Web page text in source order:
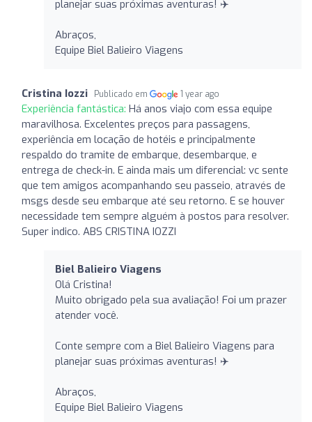
planejar suas próximas aventuras! ✈️
Abraços,
Equipe Biel Balieiro Viagens
Cristina Iozzi Publicado em 1 year ago
Experiência fantástica: Há anos viajo com essa equipe
maravilhosa. Excelentes preços para passagens,
experiência em locação de hotéis e principalmente
respaldo do tramite de embarque, desembarque, e
entrega de check-in. E ainda mais um diferencial: vc sente
que tem amigos acompanhando seu passeio, através de
msgs desde seu embarque até seu retorno. E se houver
necessidade tem sempre alguém à postos para resolver.
Super indico. ABS CRISTINA IOZZI
Biel Balieiro Viagens
Olá Cristina!
Muito obrigado pela sua avaliação! Foi um prazer
atender você.
Conte sempre com a Biel Balieiro Viagens para
planejar suas próximas aventuras! ✈️
Abraços,
Equipe Biel Balieiro Viagens